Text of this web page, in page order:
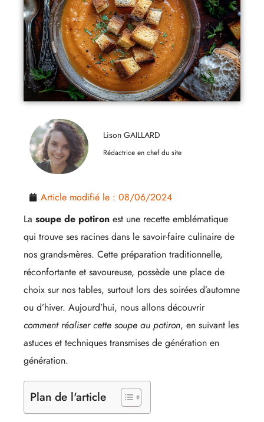
Lison GAILLARD
Rédactrice en chef du site
Article modifié le : 08/06/2024
La soupe de potiron est une recette emblématique
qui trouve ses racines dans le savoir-faire culinaire de
nos grands-mères. Cette préparation traditionnelle,
réconfortante et savoureuse, possède une place de
choix sur nos tables, surtout lors des soirées d’automne
ou d’hiver. Aujourd’hui, nous allons découvrir
comment réaliser cette soupe au potiron, en suivant les
astuces et techniques transmises de génération en
génération.
Plan de l'article